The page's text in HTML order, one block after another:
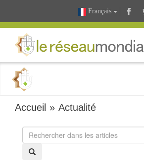
Français
Accueil »Actualité